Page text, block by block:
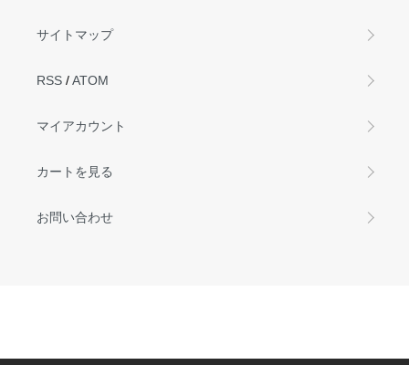
サイトマップ
RSS /ATOM
マイアカウント
カートを見る
お問い合わせ